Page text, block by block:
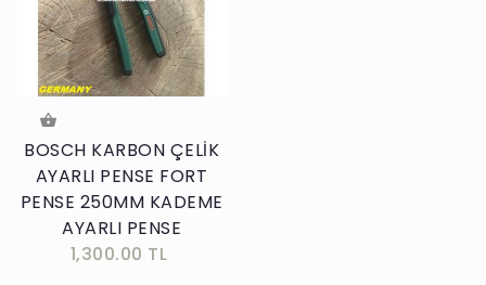
BOSCH KARBON ÇELİK
AYARLI PENSE FORT
PENSE 250MM KADEME
AYARLI PENSE
1,300.00 TL